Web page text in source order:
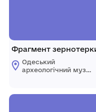
Фрагмент
Одеський
археологічний музей
України